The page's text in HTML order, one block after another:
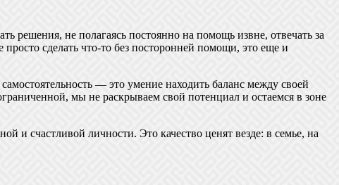
решения, не полагаясь постоянно на помощь извне, отвечать за
сделать что-то без посторонней помощи, это еще и
— это умение находить баланс между своей
мы не раскрываем свой потенциал и остаемся в зоне
и счастливой личности. Это качество ценят везде: в семье, на